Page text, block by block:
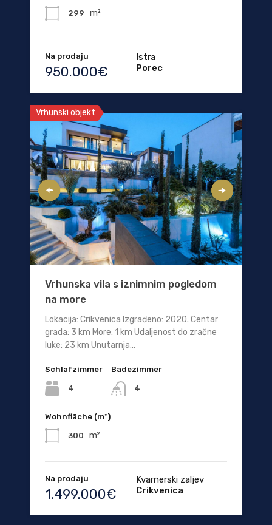
299 m²
Na prodaju
950.000€
Istra
Porec
Vrhunski objekt
Vrhunska vila s iznimnim pogledom
na more
Lokacija: Crikvenica Izgrađeno: 2020. Centar
grada: 3 km More: 1 km Udaljenost do zračne
luke: 23 km Unutarnja...
Schlafzimmer
4
Badezimmer
4
Wohnfläche (m²)
300 m²
Na prodaju
1.499.000€
Kvarnerski zaljev
Crikvenica